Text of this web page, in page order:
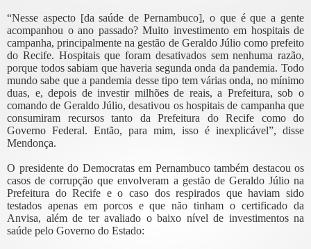
“Nesse aspecto [da saúde de Pernambuco], o que é que a gente
acompanhou o ano passado? Muito investimento em hospitais de
campanha, principalmente na gestão de Geraldo Júlio como prefeito
do Recife. Hospitais que foram desativados sem nenhuma razão,
porque todos sabiam que haveria segunda onda da pandemia. Todo
mundo sabe que a pandemia desse tipo tem várias onda, no mínimo
duas, e, depois de investir milhões de reais, a Prefeitura, sob o
comando de Geraldo Júlio, desativou os hospitais de campanha que
consumiram recursos tanto da Prefeitura do Recife como do
Governo Federal. Então, para mim, isso é inexplicável”, disse
Mendonça.
O presidente do Democratas em Pernambuco também destacou os
casos de corrupção que envolveram a gestão de Geraldo Júlio na
Prefeitura do Recife e o caso dos respirados que haviam sido
testados apenas em porcos e que não tinham o certificado da
Anvisa, além de ter avaliado o baixo nível de investimentos na
saúde pelo Governo do Estado: